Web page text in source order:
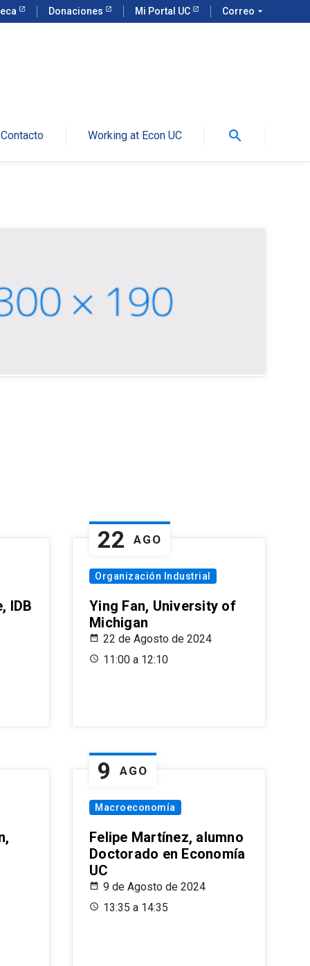
Donaciones Mi Portal UC Correo arrow_drop_down
Contacto Working at Econ UC search
IDB
22 AGO
Organización Industrial
Ying Fan, University of
Michigan
22 de Agosto de 2024
11:00 a 12:10
9 AGO
Macroeconomía
Felipe Martínez, alumno
Doctorado en Economía
UC
9 de Agosto de 2024
13:35 a 14:35